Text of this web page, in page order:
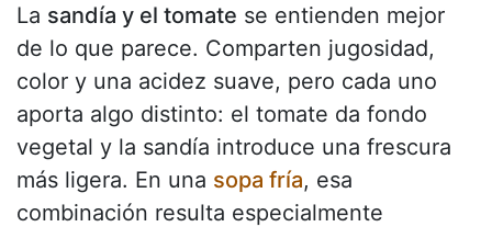
La sandía y el tomate se entienden mejor
de lo que parece. Comparten jugosidad,
color y una acidez suave, pero cada uno
aporta algo distinto: el tomate da fondo
vegetal y la sandía introduce una frescura
más ligera. En una sopa fría, esa
combinación resulta especialmente